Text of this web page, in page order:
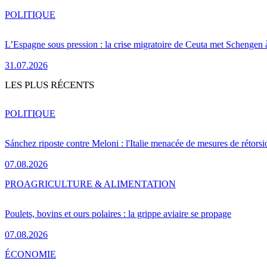
L’Espagne sous pression : la crise migratoire de Ceuta met Schengen
31.07.2026
POLITIQUE
LES PLUS RÉCENTS
Sánchez riposte contre Meloni : l'Italie menacée de mesures de
07.08.2026
POLITIQUE
Poulets, bovins et ours polaires : la grippe aviaire se propage
07.08.2026
PROAGRICULTURE & ALIMENTATION
ÉCONOMIE